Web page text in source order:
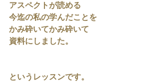
アスペクトが読める
今迄の私の学んだことを
かみ砕いてかみ砕いて
資料にしました。
というレッスンです。